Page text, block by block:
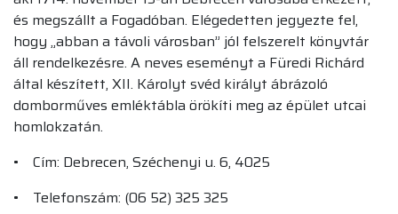
és megszállt a Fogadóban. Elégedetten jegyezte fel,
hogy „abban a távoli városban” jól felszerelt könyvtár
áll rendelkezésre. A neves eseményt a Füredi Richárd
által készített, XII. Károlyt svéd királyt ábrázoló
domborműves emléktábla örökíti meg az épület utcai
homlokzatán.
• Cím: Debrecen, Széchenyi u. 6, 4025
• Telefonszám: (06 52) 325 325